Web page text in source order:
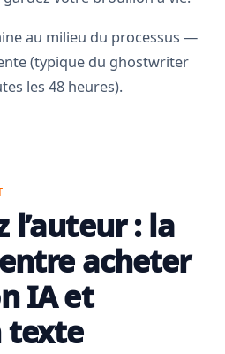
au milieu du processus —
(typique du ghostwriter
les 48 heures).
l’auteur : la
acheter
IA et
texte